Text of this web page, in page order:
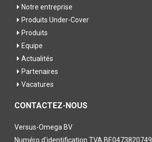
Notre entreprise
Produits Under-Cover
Produits
Equipe
Actualités
Partenaires
Vacatures
CONTACTEZ-NOUS
Versus-Omega BV
Numéro d'identification TVA BE0473820749